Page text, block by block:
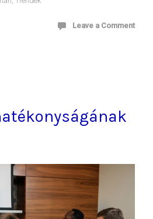
Leave a Comment